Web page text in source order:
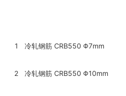
1 冷轧钢筋 CRB550 Φ7mm
2 冷轧钢筋 CRB550 Φ10mm